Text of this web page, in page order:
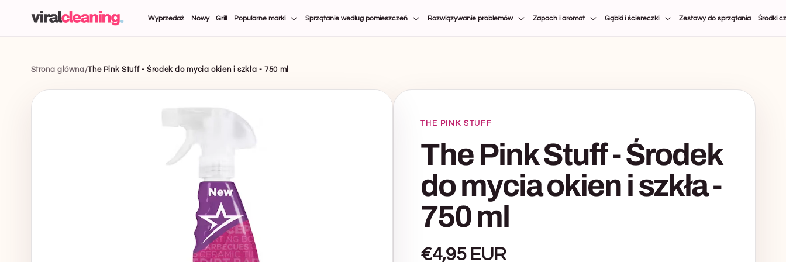
od razu
Wyprzedaż Nowy Grill Popularne marki Sprzątanie według pomieszczeń Rozwiązywanie problemów Zapach i aromat Gąbki i ściereczki Zestawy do sprzątania Środki
Strona główna/ The Pink Stuff - Środek do mycia okien i szkła - 750 ml
Przejdź
THE PINK STUFF
The Pink Stuff - Środek
do mycia okien i szkła -
750 ml
Normalna
€4,95 EUR